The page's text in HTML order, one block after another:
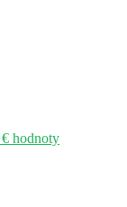
hodnoty